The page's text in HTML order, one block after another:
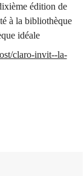
édition de
à la bibliothèque
idéale
claro-invit--la-